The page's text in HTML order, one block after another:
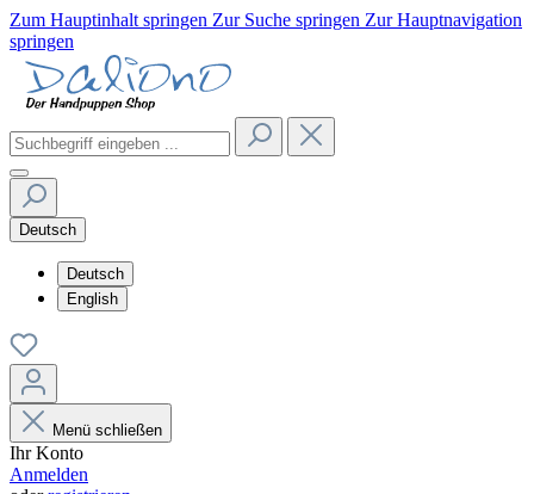
Zum Hauptinhalt springen Zur Suche springen Zur Hauptnavigation
springen
Deutsch
Deutsch
English
Menü schließen
Ihr Konto
Anmelden